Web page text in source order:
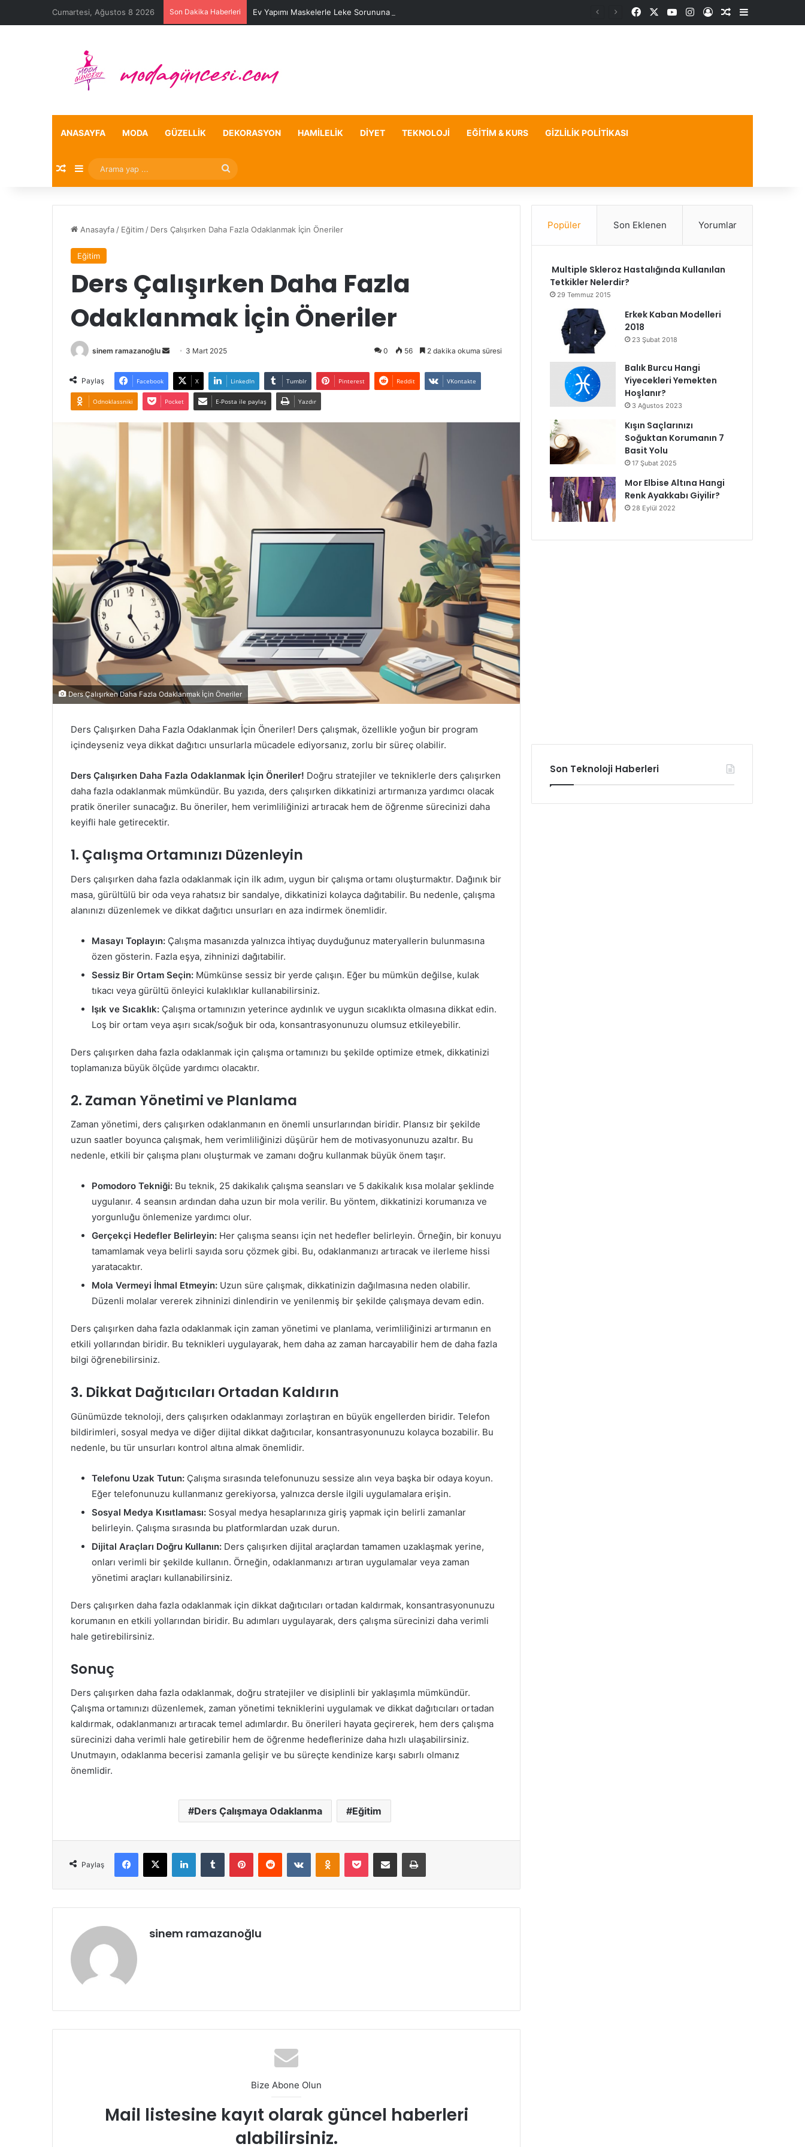
Cumartesi, Ağustos 8 2026 Son Dakika Haberleri Ev Yapımı Maskelerle Leke Sorununa Çözüm Önerileri FacebookYouTubeInstagram
Kayıt OlRastgele Makale
Kenar
ANASAYFA MODA GÜZELLIK DEKORASYON HAMILELIK DIYET TEKNOLOJI EĞITIM & KURS GIZLILIK POLITIKASI
Rastgele Makale
Kenar Bölmesi
Arama
yap
Anasayfa / Eğitim / Ders Çalışırken Daha Fazla Odaklanmak İçin Öneriler
Eğitim
Ders Çalışırken Daha Fazla
Odaklanmak İçin Öneriler
sinem ramazanoğlu
Bir
posta
göndermek
3 Mart 2025 0 56 2 dakika okuma süresi
Paylaş Facebook X LinkedIn Tumblr Pinterest Reddit VKontakte
Odnoklassniki Pocket E-Posta ile paylaş Yazdır
Ders Çalışırken Daha Fazla Odaklanmak İçin Öneriler
Ders Çalışırken Daha Fazla Odaklanmak İçin Öneriler! Ders çalışmak, özellikle yoğun bir program
içindeyseniz veya dikkat dağıtıcı unsurlarla mücadele ediyorsanız, zorlu bir süreç olabilir.
Ders Çalışırken Daha Fazla Odaklanmak İçin Öneriler! Doğru stratejiler ve tekniklerle ders çalışırken
daha fazla odaklanmak mümkündür. Bu yazıda, ders çalışırken dikkatinizi artırmanıza yardımcı olacak
pratik öneriler sunacağız. Bu öneriler, hem verimliliğinizi artıracak hem de öğrenme sürecinizi daha
keyifli hale getirecektir.
1. Çalışma Ortamınızı Düzenleyin
Ders çalışırken daha fazla odaklanmak için ilk adım, uygun bir çalışma ortamı oluşturmaktır. Dağınık bir
masa, gürültülü bir oda veya rahatsız bir sandalye, dikkatinizi kolayca dağıtabilir. Bu nedenle, çalışma
alanınızı düzenlemek ve dikkat dağıtıcı unsurları en aza indirmek önemlidir.
Masayı Toplayın: Çalışma masanızda yalnızca ihtiyaç duyduğunuz materyallerin bulunmasına
özen gösterin. Fazla eşya, zihninizi dağıtabilir.
Sessiz Bir Ortam Seçin: Mümkünse sessiz bir yerde çalışın. Eğer bu mümkün değilse, kulak
tıkacı veya gürültü önleyici kulaklıklar kullanabilirsiniz.
Işık ve Sıcaklık: Çalışma ortamınızın yeterince aydınlık ve uygun sıcaklıkta olmasına dikkat edin.
Loş bir ortam veya aşırı sıcak/soğuk bir oda, konsantrasyonunuzu olumsuz etkileyebilir.
Ders çalışırken daha fazla odaklanmak için çalışma ortamınızı bu şekilde optimize etmek, dikkatinizi
toplamanıza büyük ölçüde yardımcı olacaktır.
2. Zaman Yönetimi ve Planlama
Zaman yönetimi, ders çalışırken odaklanmanın en önemli unsurlarından biridir. Plansız bir şekilde
uzun saatler boyunca çalışmak, hem verimliliğinizi düşürür hem de motivasyonunuzu azaltır. Bu
nedenle, etkili bir çalışma planı oluşturmak ve zamanı doğru kullanmak büyük önem taşır.
Pomodoro Tekniği: Bu teknik, 25 dakikalık çalışma seansları ve 5 dakikalık kısa molalar şeklinde
uygulanır. 4 seansın ardından daha uzun bir mola verilir. Bu yöntem, dikkatinizi korumanıza ve
yorgunluğu önlemenize yardımcı olur.
Gerçekçi Hedefler Belirleyin: Her çalışma seansı için net hedefler belirleyin. Örneğin, bir konuyu
tamamlamak veya belirli sayıda soru çözmek gibi. Bu, odaklanmanızı artıracak ve ilerleme hissi
yaratacaktır.
Mola Vermeyi İhmal Etmeyin: Uzun süre çalışmak, dikkatinizin dağılmasına neden olabilir.
Düzenli molalar vererek zihninizi dinlendirin ve yenilenmiş bir şekilde çalışmaya devam edin.
Ders çalışırken daha fazla odaklanmak için zaman yönetimi ve planlama, verimliliğinizi artırmanın en
etkili yollarından biridir. Bu teknikleri uygulayarak, hem daha az zaman harcayabilir hem de daha fazla
bilgi öğrenebilirsiniz.
3. Dikkat Dağıtıcıları Ortadan Kaldırın
Günümüzde teknoloji, ders çalışırken odaklanmayı zorlaştıran en büyük engellerden biridir. Telefon
bildirimleri, sosyal medya ve diğer dijital dikkat dağıtıcılar, konsantrasyonunuzu kolayca bozabilir. Bu
nedenle, bu tür unsurları kontrol altına almak önemlidir.
Telefonu Uzak Tutun: Çalışma sırasında telefonunuzu sessize alın veya başka bir odaya koyun.
Eğer telefonunuzu kullanmanız gerekiyorsa, yalnızca dersle ilgili uygulamalara erişin.
Sosyal Medya Kısıtlaması: Sosyal medya hesaplarınıza giriş yapmak için belirli zamanlar
belirleyin. Çalışma sırasında bu platformlardan uzak durun.
Dijital Araçları Doğru Kullanın: Ders çalışırken dijital araçlardan tamamen uzaklaşmak yerine,
onları verimli bir şekilde kullanın. Örneğin, odaklanmanızı artıran uygulamalar veya zaman
yönetimi araçları kullanabilirsiniz.
Ders çalışırken daha fazla odaklanmak için dikkat dağıtıcıları ortadan kaldırmak, konsantrasyonunuzu
korumanın en etkili yollarından biridir. Bu adımları uygulayarak, ders çalışma sürecinizi daha verimli
hale getirebilirsiniz.
Sonuç
Ders çalışırken daha fazla odaklanmak, doğru stratejiler ve disiplinli bir yaklaşımla mümkündür.
Çalışma ortamınızı düzenlemek, zaman yönetimi tekniklerini uygulamak ve dikkat dağıtıcıları ortadan
kaldırmak, odaklanmanızı artıracak temel adımlardır. Bu önerileri hayata geçirerek, hem ders çalışma
sürecinizi daha verimli hale getirebilir hem de öğrenme hedeflerinize daha hızlı ulaşabilirsiniz.
Unutmayın, odaklanma becerisi zamanla gelişir ve bu süreçte kendinize karşı sabırlı olmanız
önemlidir.
Ders Çalışmaya Odaklanma Eğitim
Paylaş
Facebook
X LinkedInTumblr PinterestReddit VKontakteOdnoklassniki
Pocket E-Posta ile paylaş Yazdır
sinem ramazanoğlu
Bize Abone Olun
Mail listesine kayıt olarak güncel haberleri
alabilirsiniz.
Popüler Son Eklenen Yorumlar
Multiple Skleroz Hastalığında Kullanılan
Tetkikler Nelerdir?
29 Temmuz 2015
Erkek Kaban Modelleri
2018
23 Şubat 2018
Balık Burcu Hangi
Yiyecekleri Yemekten
Hoşlanır?
3 Ağustos 2023
Kışın Saçlarınızı
Soğuktan Korumanın 7
Basit Yolu
17 Şubat 2025
Mor Elbise Altına Hangi
Renk Ayakkabı Giyilir?
28 Eylül 2022
Son Teknoloji Haberleri